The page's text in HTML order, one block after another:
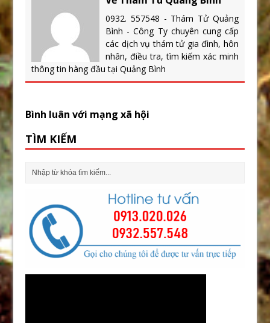
0932. 557548 - Thám Tử Quảng
Bình - Công Ty chuyên cung cấp
các dịch vụ thám tử gia đình, hôn
nhân, điều tra, tìm kiếm xác minh
thông tin hàng đầu tại Quảng Bình
Bình luân với mạng xã hội
TÌM KIẾM